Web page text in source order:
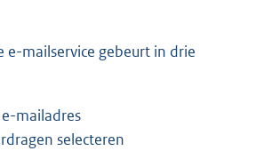
e-mailservice gebeurt in drie
mailadres
selecteren